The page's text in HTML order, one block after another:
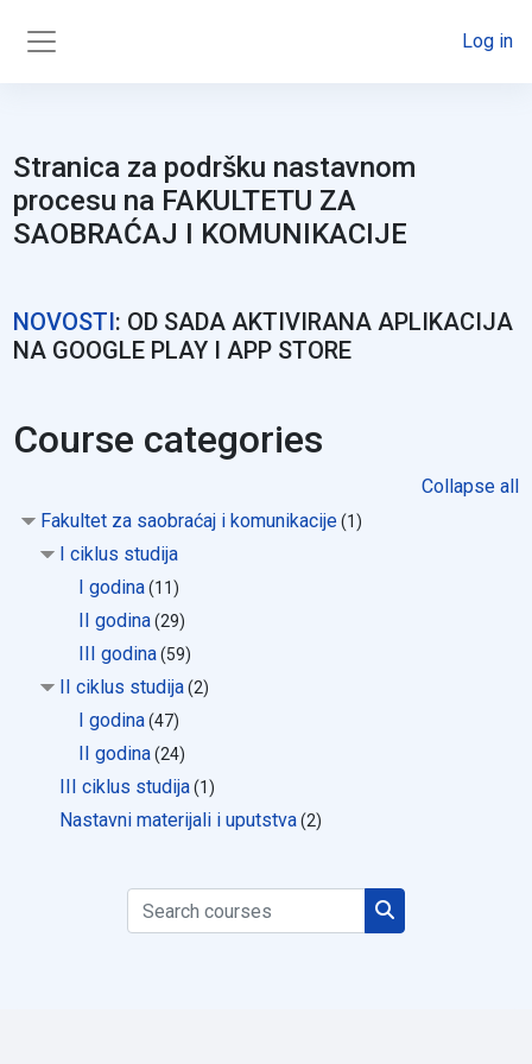
Log in
Stranica za podršku nastavnom
procesu na FAKULTETU ZA
SAOBRAĆAJ I KOMUNIKACIJE
NOVOSTI: OD SADA AKTIVIRANA APLIKACIJA
NA GOOGLE PLAY I APP STORE
Course categories
Collapse all
Fakultet za saobraćaj i komunikacije(1)
I ciklus studija
I godina(11)
II godina(29)
III godina(59)
II ciklus studija(2)
I godina(47)
II godina(24)
III ciklus studija(1)
Nastavni materijali i uputstva(2)
Search courses
Search courses